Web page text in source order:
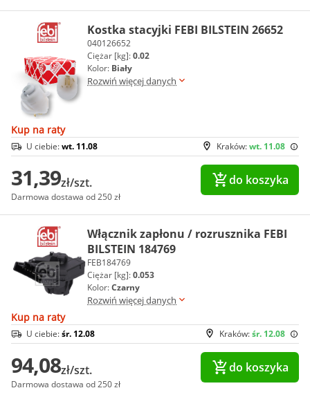
Kostka stacyjki FEBI BILSTEIN 26652
040126652
Ciężar [kg]:0.02
Kolor: Biały
Rozwiń więcej danych
Kup na raty
Kraków:wt. 11.08
U ciebie:wt. 11.08
31,39zł/szt.
Darmowa dostawa od 250 zł
do koszyka
Włącznik zapłonu / rozrusznika FEBI
BILSTEIN 184769
FEB184769
Ciężar [kg]:0.053
Kolor:Czarny
Rozwiń więcej danych
Kup na raty
Kraków:śr. 12.08
U ciebie:śr. 12.08
94,08zł/szt.
Darmowa dostawa od 250 zł
do koszyka